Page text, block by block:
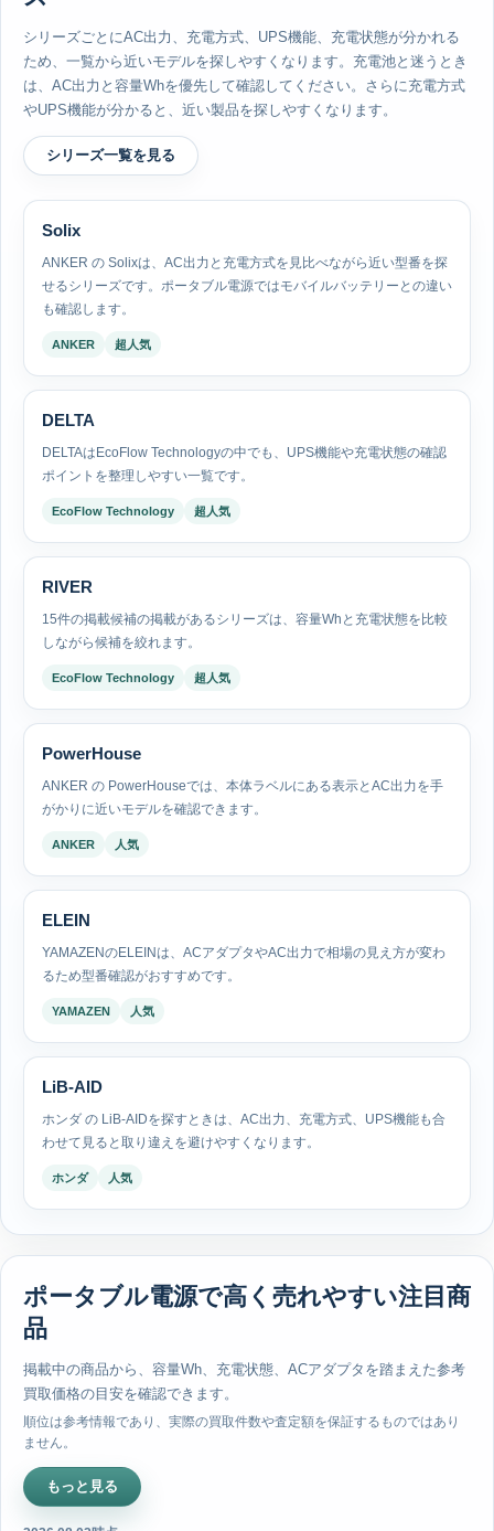
シリーズごとにAC出力、充電方式、UPS機能、充電状態が分かれる
ため、一覧から近いモデルを探しやすくなります。充電池と迷うとき
は、AC出力と容量Whを優先して確認してください。さらに充電方式
やUPS機能が分かると、近い製品を探しやすくなります。
シリーズ一覧を見る
Solix
ANKER の Solixは、AC出力と充電方式を見比べながら近い型番を探
せるシリーズです。ポータブル電源ではモバイルバッテリーとの違い
も確認します。
ANKER 超人気
DELTA
DELTAはEcoFlow Technologyの中でも、UPS機能や充電状態の確認
ポイントを整理しやすい一覧です。
EcoFlow Technology 超人気
RIVER
15件の掲載候補の掲載があるシリーズは、容量Whと充電状態を比較
しながら候補を絞れます。
EcoFlow Technology 超人気
PowerHouse
ANKER の PowerHouseでは、本体ラベルにある表示とAC出力を手
がかりに近いモデルを確認できます。
ANKER 人気
ELEIN
YAMAZENのELEINは、ACアダプタやAC出力で相場の見え方が変わ
るため型番確認がおすすめです。
YAMAZEN 人気
LiB-AID
ホンダ の LiB-AIDを探すときは、AC出力、充電方式、UPS機能も合
わせて見ると取り違えを避けやすくなります。
ホンダ 人気
ポータブル電源で高く売れやすい注目商
品
掲載中の商品から、容量Wh、充電状態、ACアダプタを踏まえた参考
買取価格の目安を確認できます。
順位は参考情報であり、実際の買取件数や査定額を保証するものではあり
ません。
もっと見る